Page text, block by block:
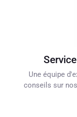
Une équipe
conseils sur